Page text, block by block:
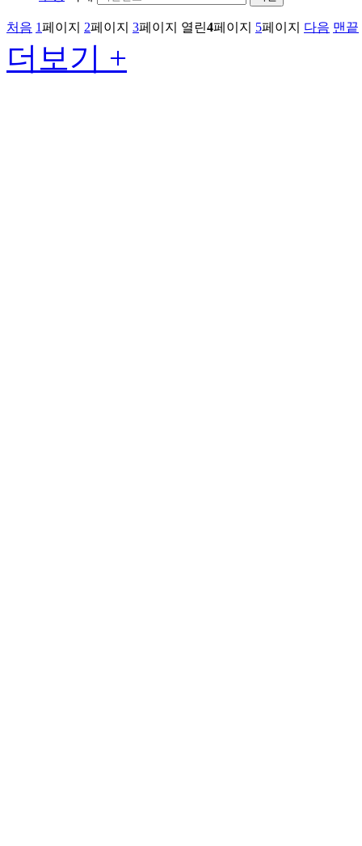
처음 1페이지 2페이지 3페이지 열린4페이지 5페이지 다음 맨끝
더보기 +